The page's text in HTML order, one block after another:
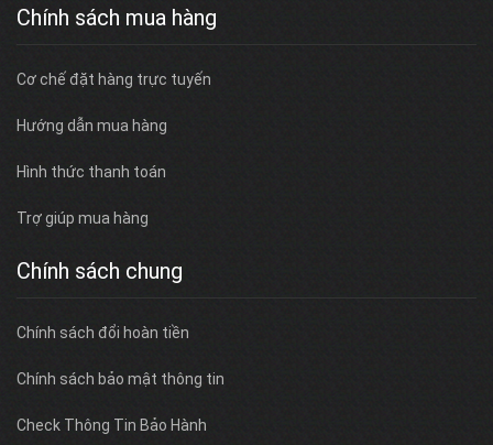
Chính sách mua hàng
Cơ chế đặt hàng trực tuyến
Hướng dẫn mua hàng
Hình thức thanh toán
Trợ giúp mua hàng
Chính sách chung
Chính sách đổi hoàn tiền
Chính sách bảo mật thông tin
Check Thông Tin Bảo Hành